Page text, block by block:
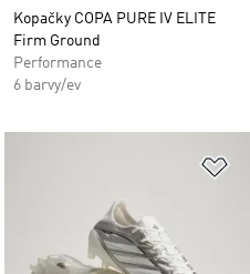
Kopačky COPA PURE IV ELITE
Firm Ground
Performance
6 barvy/ev